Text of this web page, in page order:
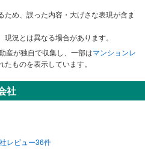
め、誤った内容・大げさな表現が含ま
況とは異なる場合があります。
産が独自で収集し、一部はマンションレ
たものを表示しています。
社
レビュー36件